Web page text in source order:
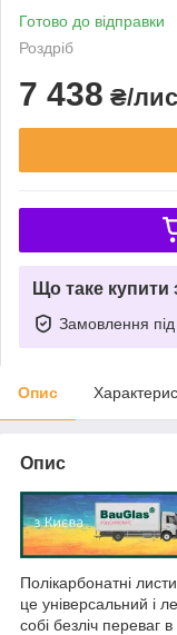
Готово до відправки
Роздріб
7 438 ₴/
Що таке купити
Замовлення
Опис
Опис
Полікарбонатні листи
це універсальний і
собі безліч переваг